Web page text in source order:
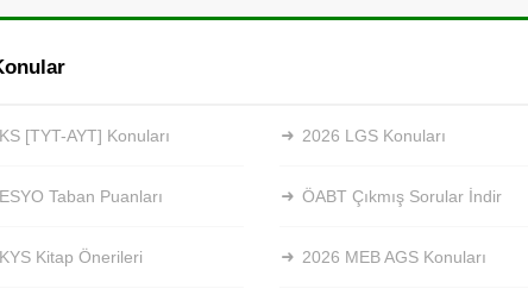
[TYT-AYT] Konuları 2026 LGS Konuları
Taban Puanları ÖABT Çıkmış Sorular İndir
Kitap Önerileri 2026 MEB AGS Konuları